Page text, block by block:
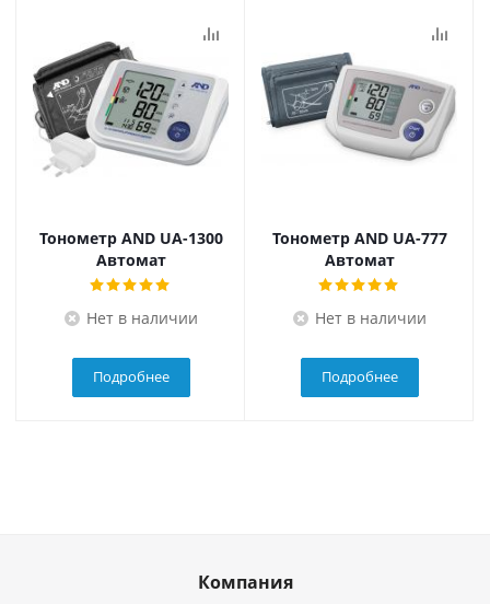
Тонометр AND UA-1300
Автомат
Нет в наличии
Подробнее
Тонометр AND UA-777
Автомат
Нет в наличии
Подробнее
Компания